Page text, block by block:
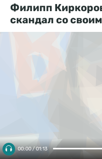
Филипп
скандал со
00:00 / 01:13